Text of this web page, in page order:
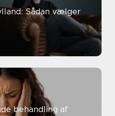
Sådan vælger
behandling af